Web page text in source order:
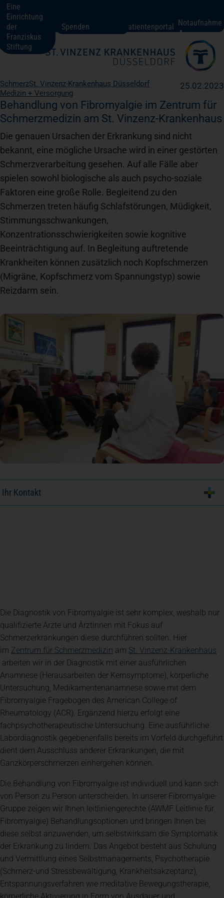
Eine
Einrichtung
der
Franziskus
Stiftung
Spenden Patientenportal Notaufnahme
St. Vinzenz-Krankenhaus Düsseldorf
Patienten + Besucher
Über uns
Karriere
Kontakt
Spenden+ Helfen
News
Spenden + Helfen
Veranstaltungen
SchmerzSt. Vinzenz-Krankenhaus Düsseldorf
Medizin + Versorgung
25.02.2023
Behandlung von Fibromyalgie im Zentrum für
Schmerzmedizin am St. Vinzenz-Krankenhaus
Die genauen Ursachen der Erkrankung sind nicht
bekannt, eine mögliche Ursache wird in einer gestörten
Schmerzverarbeitung gesehen. Auf alle Fälle aber
spielen sowohl biologische als auch psycho-soziale
Faktoren eine große Rolle. Begleitend zu den
Schmerzen treten häufig Schlafstörungen, Müdigkeit,
Stimmungsschwankungen,
Konzentrationsschwierigkeiten sowie kognitive
Beeinträchtigung auf. In Begleitung auftretende
Krankheiten können zusätzlich noch Kopfschmerzen
(Migräne, Kopfschmerz vom Spannungstyp) sowie
Reizdarm sein.
Ihr Kontakt
Die Diagnostik von Fibromyalgie ist sehr komplex, weshalb nur
qualifizierte Ärzte und Ärztinnen mit Fokus auf
Schmerzerkrankungen diese durchführen sollten. Hier
im Zentrum für Schmerzmedizin (öffnet in einem neuen Tab)
am St. Vinzenz-Krankenhaus
(öffnet in einem neuen Tab)
arbeiten wir in der Diagnostik mit einer ausführlichen
Anamnese (Herausarbeiten der Kernsymptome), körperliche
Untersuchung, Medikamentenanamnese sowie mit dem
Fibromyalgie Fragebogen des American College of
Rheumatology (ACR). Ergänzend hierzu erfolgt eine
fachpsychotherapeutische Untersuchung. Eine ausführliche
Labordiagnostik gegebenenfalls bereits im Vorfeld durchgeführt
dient dem Ausschluss anderer Erkrankungen, die mit
Ganzkörperschmerzen einhergehen können.
Die Behandlung von Fibromyalgie ist individuell und kann sich
von Person zu Person unterscheiden. In unserer Fibromyalgie-
Gruppe zeigen wir Ihnen leitliniengerechte (AWMF Leitlinie für
Fibromyalgie) Behandlungsoptionen und bringen Ihnen bei
diese selbst anzuwenden, um selbstwirksam die Symptomatik
der Erkrankung zu lindern. Das Angebot besteht aus Schulung
und Vermittlung eines Selbstmanagements, Psychotherapie
(Schmerz-und Stressbewältigung, Krankheitsakzeptanz),
Entspannungsverfahren wie meditative Bewegungstherapie,